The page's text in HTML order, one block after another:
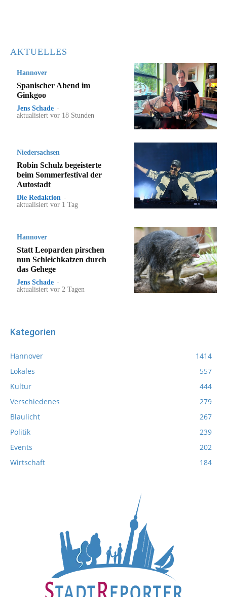
AKTUELLES
Hannover
Spanischer Abend im
Ginkgoo
Jens Schade -
aktualisiert vor 18 Stunden
Niedersachsen
Robin Schulz begeisterte
beim Sommerfestival der
Autostadt
Die Redaktion -
aktualisiert vor 1 Tag
Hannover
Statt Leoparden pirschen
nun Schleichkatzen durch
das Gehege
Jens Schade -
aktualisiert vor 2 Tagen
Kategorien
Hannover
1414
Lokales
557
Kultur
444
Verschiedenes
279
Blaulicht
267
Politik
239
Events
202
Wirtschaft
184